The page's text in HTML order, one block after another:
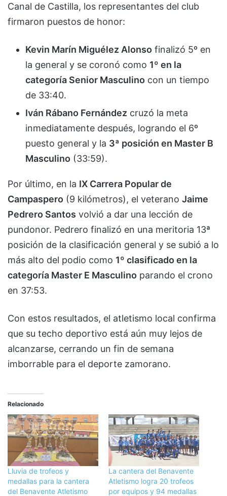
Canal de Castilla, los representantes del club
firmaron puestos de honor:
Kevin Marín Miguélez Alonso finalizó 5º en
la general y se coronó como 1º en la
categoría Senior Masculino con un tiempo
de 33:40.
Iván Rábano Fernández cruzó la meta
inmediatamente después, logrando el 6º
puesto general y la 3ª posición en Master B
Masculino (33:59).
Por último, en la IX Carrera Popular de
Campaspero (9 kilómetros), el veterano Jaime
Pedrero Santos volvió a dar una lección de
pundonor. Pedrero finalizó en una meritoria 13ª
posición de la clasificación general y se subió a lo
más alto del podio como 1º clasificado en la
categoría Master E Masculino parando el crono
en 37:53.
Con estos resultados, el atletismo local confirma
que su techo deportivo está aún muy lejos de
alcanzarse, cerrando un fin de semana
imborrable para el deporte zamorano.
Relacionado
Lluvia de trofeos y
medallas para la cantera
del Benavente Atletismo
La cantera del Benavente
Atletismo logra 20 trofeos
por equipos y 94 medallas